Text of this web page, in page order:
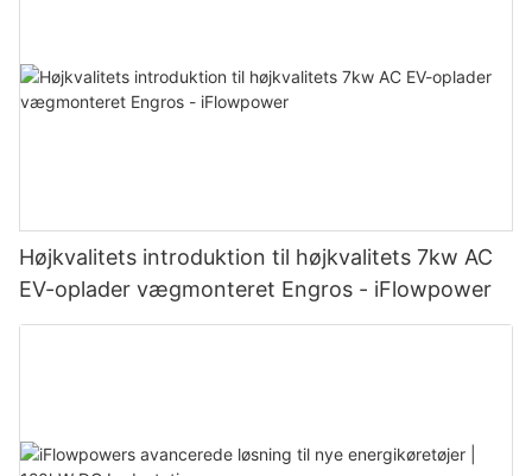
Højkvalitets introduktion til højkvalitets 7kw AC
EV-oplader vægmonteret Engros - iFlowpower